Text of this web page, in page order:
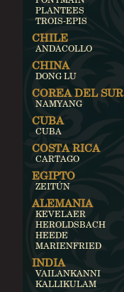
PLANTEES
TROIS-EPIS
CHILE
ANDACOLLO
CHINA
DONG LU
COREA DEL SUR
NAMYANG
CUBA
CUBA
COSTA RICA
CARTAGO
EGIPTO
ZEITÚN
ALEMANIA
KEVELAER
HEROLDSBACH
HEEDE
MARIENFRIED
INDIA
VAILANKANNI
KALLIKULAM